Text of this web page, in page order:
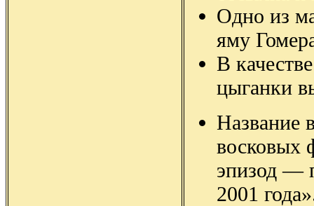
Одно из
яму
В
цыганки
Название
восковых
эпизод —
2001